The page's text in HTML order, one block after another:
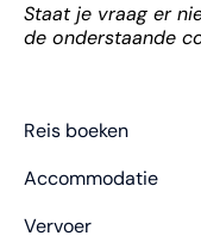
Staat je vraag er
de onderstaande
Reis boeken
Accommodatie
Vervoer